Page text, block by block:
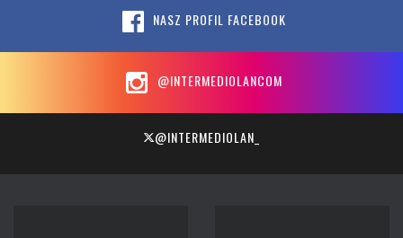
NASZ PROFIL FACEBOOK
@INTERMEDIOLANCOM
@INTERMEDIOLAN_